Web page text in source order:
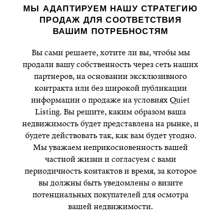
МЫ АДАПТИРУЕМ НАШУ СТРАТЕГИЮ
ПРОДАЖ ДЛЯ СООТВЕТСТВИЯ
ВАШИМ ПОТРЕБНОСТЯМ
Вы сами решаете, хотите ли вы, чтобы мы
продали вашу собственность через сеть наших
партнеров, на основании эксклюзивного
контракта или без широкой публикации
информации о продаже на условиях Quiet
Listing. Вы решите, каким образом ваша
недвижимость будет представлена на рынке, и
будете действовать так, как вам будет угодно.
Мы уважаем неприкосновенность вашей
частной жизни и согласуем с вами
периодичность контактов и время, за которое
вы должны быть уведомлены о визите
потенциальных покупателей для осмотра
вашей недвижимости.